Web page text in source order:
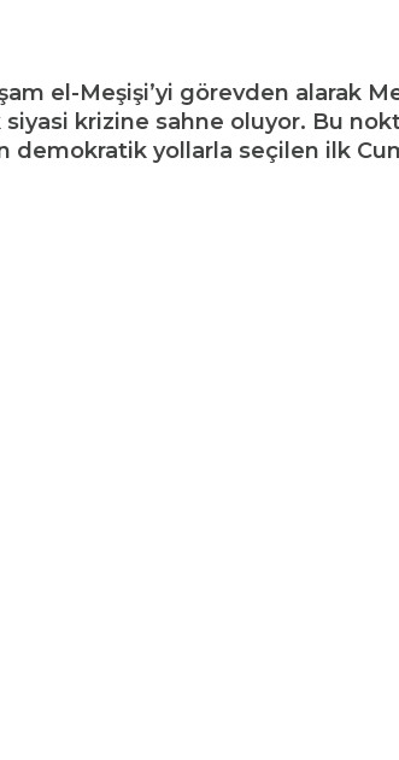
el-Meşişi’yi görevden alarak
krizine sahne oluyor. Bu
demokratik yollarla seçilen ilk